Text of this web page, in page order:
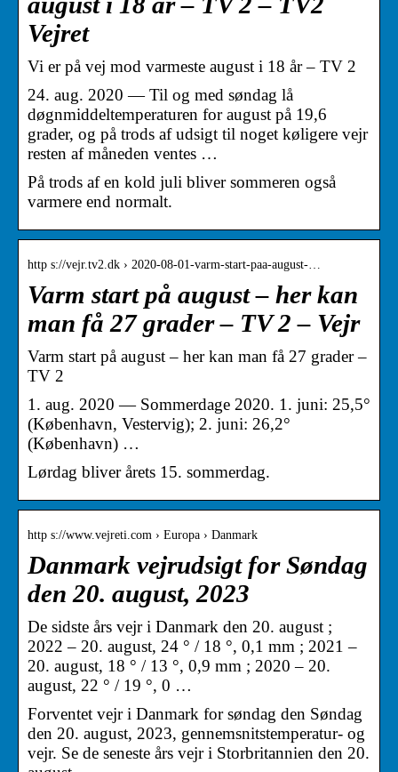
Vejret
Vi er på vej mod varmeste august i 18 år – TV 2
24. aug. 2020 — Til og med søndag lå
døgnmiddeltemperaturen for august på 19,6
grader, og på trods af udsigt til noget køligere vejr
resten af måneden ventes …
På trods af en kold juli bliver sommeren også
varmere end normalt.
http s://vejr.tv2.dk › 2020-08-01-varm-start-paa-august-…
Varm start på august – her kan
man få 27 grader – TV 2 – Vejr
Varm start på august – her kan man få 27 grader –
TV 2
1. aug. 2020 — Sommerdage 2020. 1. juni: 25,5°
(København, Vestervig); 2. juni: 26,2°
(København) …
Lørdag bliver årets 15. sommerdag.
http s://www.vejreti.com › Europa › Danmark
Danmark vejrudsigt for Søndag
den 20. august, 2023
De sidste års vejr i Danmark den 20. august ;
2022 – 20. august, 24 ° / 18 °, 0,1 mm ; 2021 –
20. august, 18 ° / 13 °, 0,9 mm ; 2020 – 20.
august, 22 ° / 19 °, 0 …
Forventet vejr i Danmark for søndag den Søndag
den 20. august, 2023, gennemsnitstemperatur- og
vejr. Se de seneste års vejr i Storbritannien den 20.